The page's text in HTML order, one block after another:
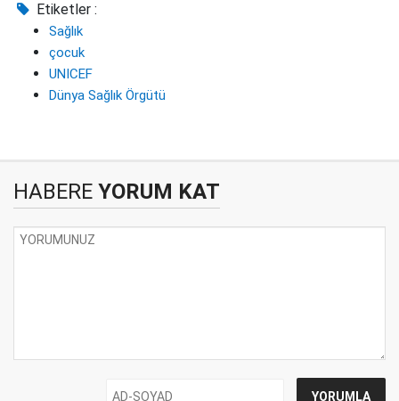
Etiketler :
Sağlık
çocuk
UNICEF
Dünya Sağlık Örgütü
HABERE YORUM KAT